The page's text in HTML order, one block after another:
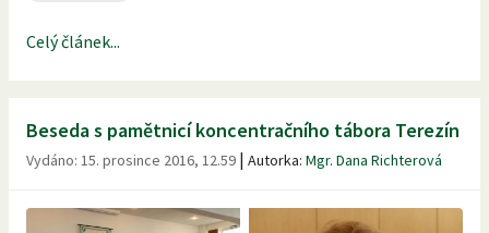
Celý článek...
Beseda s pamětnicí koncentračního tábora Terezín
Vydáno: 15. prosince 2016, 12.59 | Autorka: Mgr. Dana Richterová